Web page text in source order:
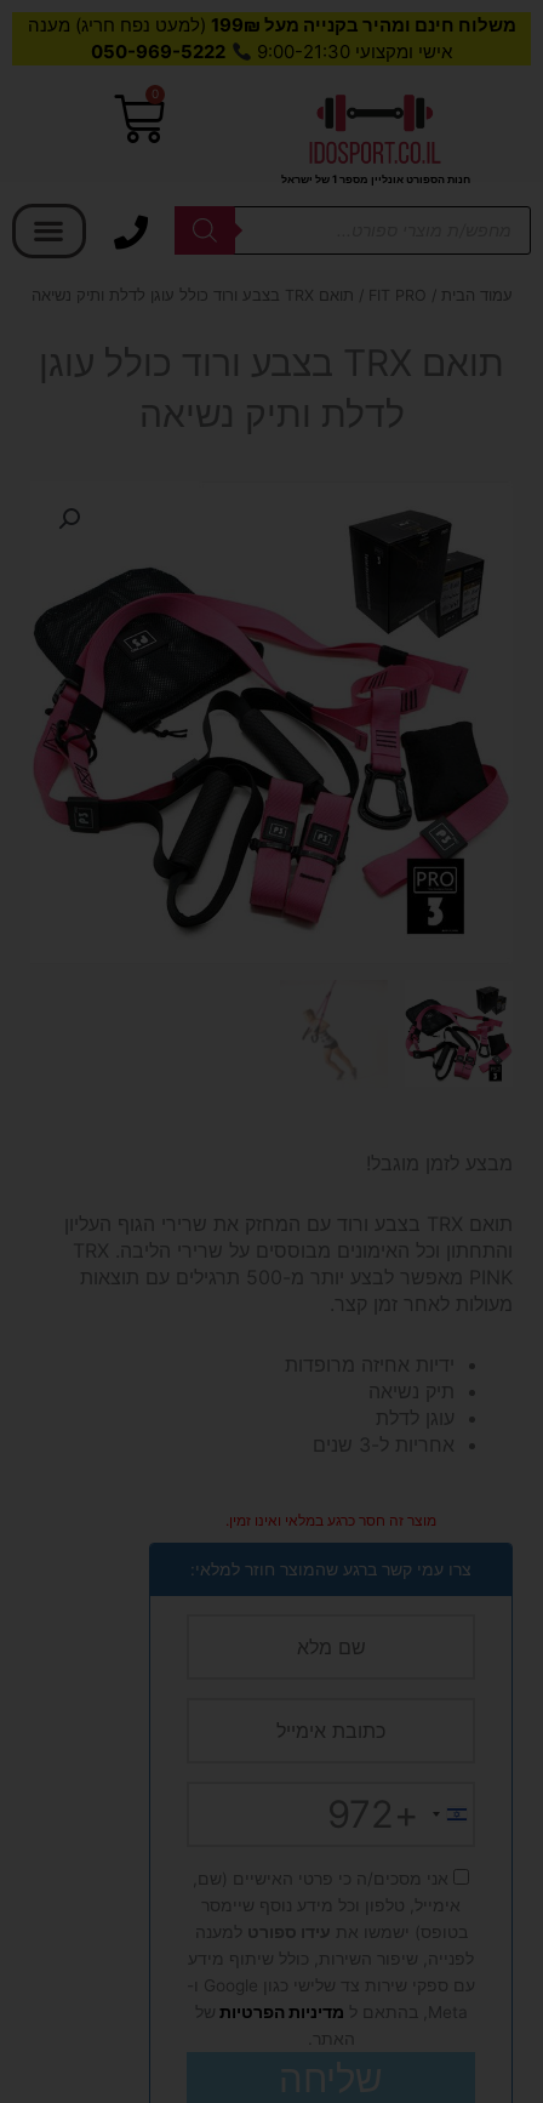
משלוח חינם ומהיר בקנייה מעל 199₪
(למעט נפח חריג) מענה
אישי ומקצועי 9:00-21:30
050-969-5222
חנות הספורט אונליין מספר 1 של ישראל
0
עגלת
Products
עמוד הבית /
FIT PRO / תואם TRX בצבע ורוד כולל עוגן לדלת ותיק נשיאה
תואם TRX בצבע ורוד כולל עוגן
לדלת ותיק נשיאה
מבצע לזמן מוגבל!
תואם TRX בצבע ורוד עם המחזק את שרירי הגוף העליון
והתחתון וכל האימונים מבוססים על שרירי הליבה. TRX
PINK מאפשר לבצע יותר מ-500 תרגילים עם תוצאות
מעולות לאחר זמן קצר.
ידיות אחיזה מרופדות
תיק נשיאה
עוגן לדלת
אחריות ל-3 שנים
מוצר זה חסר כרגע במלאי ואינו זמין.
צרו עמי קשר ברגע שהמוצר חוזר למלאי:
Israel
+972
אני מסכים/ה כי פרטי האישיים (שם,
אימייל, טלפון וכל מידע נוסף שיימסר
בטופס) ישמשו את עידו ספורט למענה
לפנייה, שיפור השירות, כולל שיתוף מידע
Meta, בהתאם ל
מדיניות הפרטיות של
האתר.
שליחה